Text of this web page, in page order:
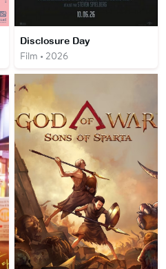
Disclosure Day
Film • 2026